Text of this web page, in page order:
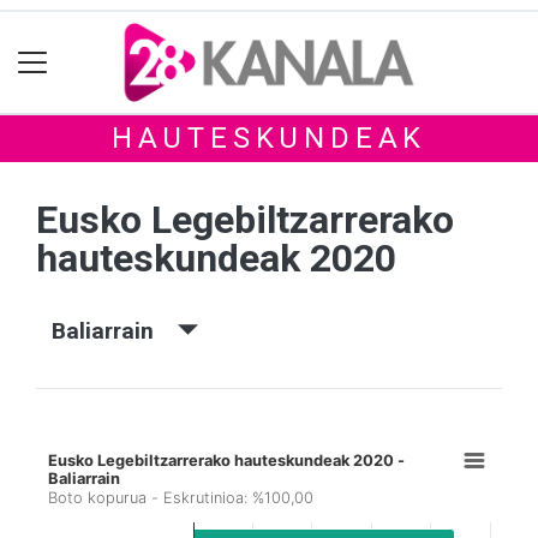
HAUTESKUNDEAK
Eusko Legebiltzarrerako
hauteskundeak 2020
Baliarrain
Eusko Legebiltzarrerako hauteskundeak 2020 -
Baliarrain
Boto kopurua - Eskrutinioa: %100,00